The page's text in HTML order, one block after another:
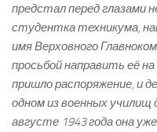
предстал перед глазами
студентка техникума,
имя Верховного
просьбой направить её
пришло распоряжение, и
одном из военных
августе 1943 года она